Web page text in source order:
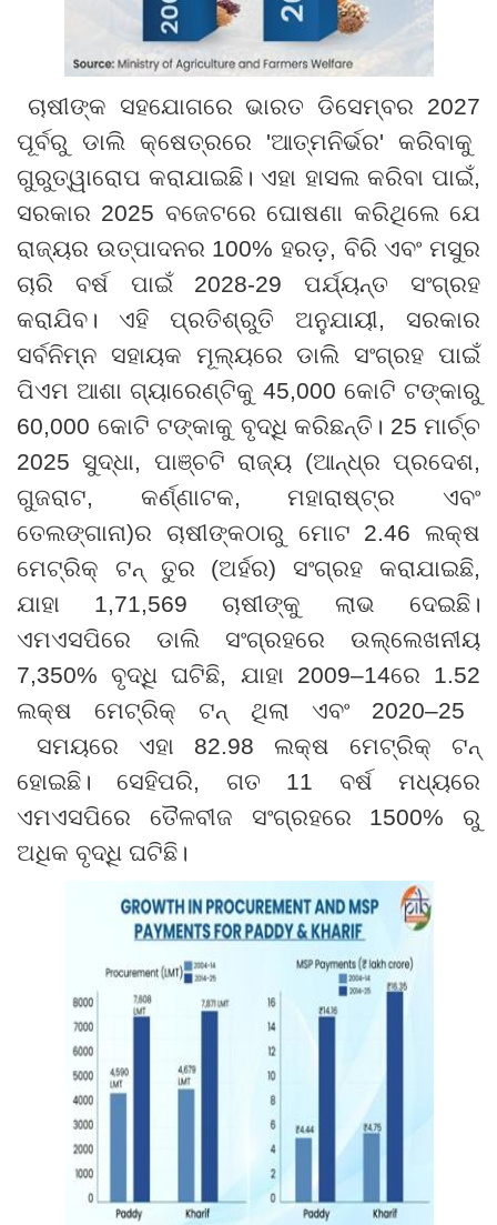
ଚାଷୀଙ୍କ ସହଯୋଗରେ ଭାରତ ଡିସେମ୍ବର 2027
ପୂର୍ବରୁ ଡାଲି କ୍ଷେତ୍ରରେ 'ଆତ୍ମନିର୍ଭର' କରିବାକୁ
ଗୁରୁତ୍ୱାରୋପ କରାଯାଇଛି। ଏହା ହାସଲ କରିବା ପାଇଁ,
ସରକାର 2025 ବଜେଟରେ ଘୋଷଣା କରିଥିଲେ ଯେ
ରାଜ୍ୟର ଉତ୍ପାଦନର 100% ହରଡ଼, ବିରି ଏବଂ ମସୁର
ଚାରି ବର୍ଷ ପାଇଁ2028-29 ପର୍ଯ୍ୟନ୍ତ ସଂଗ୍ରହ
କରାଯିବ। ଏହି ପ୍ରତିଶ୍ରୁତି ଅନୁଯାୟୀ, ସରକାର
ସର୍ବନିମ୍ନ ସହାୟକ ମୂଲ୍ୟରେ ଡାଲି ସଂଗ୍ରହ ପାଇଁ
ପିଏମ ଆଶା ଗ୍ୟାରେଣ୍ଟିକୁ 45,000 କୋଟି ଟଙ୍କାରୁ
60,000 କୋଟି ଟଙ୍କାକୁ ବୃଦ୍ଧି କରିଛନ୍ତି। 25 ମାର୍ଚ୍ଚ
2025ସୁଦ୍ଧା, ପାଞ୍ଚଟି ରାଜ୍ୟ (ଆନ୍ଧ୍ର ପ୍ରଦେଶ,
ଗୁଜରାଟ, କର୍ଣ୍ଣାଟକ,ମହାରାଷ୍ଟ୍ର ଏବଂ
ତେଲଙ୍ଗାନା)ର ଚାଷୀଙ୍କଠାରୁ ମୋଟ 2.46 ଲକ୍ଷ
ମେଟ୍ରିକ୍ ଟନ୍ ତୁର (ଅର୍ହର) ସଂଗ୍ରହ କରାଯାଇଛି,
ଯାହା 1,71,569 ଚାଷୀଙ୍କୁ ଲାଭ ଦେଇଛି।
ଏମଏସପିରେ ଡାଲି ସଂଗ୍ରହରେ ଉଲ୍ଲେଖନୀୟ
7,350% ବୃଦ୍ଧି ଘଟିଛି, ଯାହା 2009–14ରେ 1.52
ଲକ୍ଷ ମେଟ୍ରିକ୍ ଟନ୍ ଥିଲା ଏବଂ 2020–25
ସମୟରେ ଏହା 82.98 ଲକ୍ଷ ମେଟ୍ରିକ୍ ଟନ୍
ହୋଇଛି। ସେହିପରି, ଗତ 11 ବର୍ଷ ମଧ୍ୟରେ
ଏମଏସପିରେ ତୈଳବୀଜ ସଂଗ୍ରହରେ 1500% ରୁ
ଅଧିକ ବୃଦ୍ଧି ଘଟିଛି।